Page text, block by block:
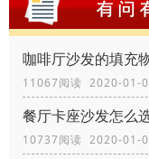
咖啡厅沙发的填充
11067阅读 2020-01-
餐厅卡座沙发怎么
10737阅读 2020-01-